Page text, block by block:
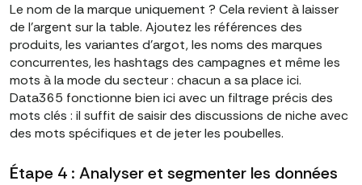
Le nom de la marque uniquement ? Cela revient à laisser
de l'argent sur la table. Ajoutez les références des
produits, les variantes d'argot, les noms des marques
concurrentes, les hashtags des campagnes et même les
mots à la mode du secteur : chacun a sa place ici.
Data365 fonctionne bien ici avec un filtrage précis des
mots clés : il suffit de saisir des discussions de niche avec
des mots spécifiques et de jeter les poubelles.
Étape 4 : Analyser et segmenter les données